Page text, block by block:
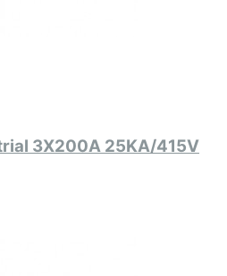
3X200A 25KA/415V